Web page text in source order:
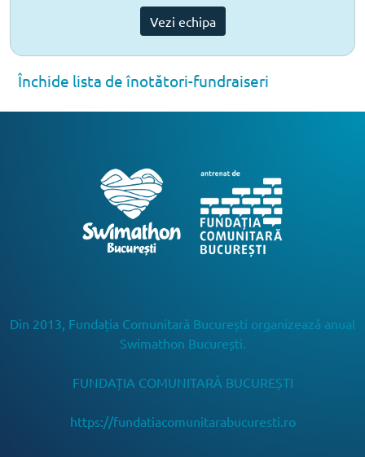
Vezi echipa
Închide lista de înotători-fundraiseri
Din 2013, Fundația Comunitară București organizează anual
Swimathon București.
FUNDAȚIA COMUNITARĂ BUCUREȘTI
https://fundatiacomunitarabucuresti.ro